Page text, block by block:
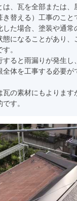
は、瓦を全部または
替える）工事のこと
した場合、塗装や通
になることがあり、
。
すると雨漏りが発生し
体を工事する必要が
の素材にもよります
す。